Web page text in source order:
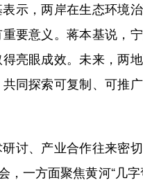
示，两岸在生态环境
要意义。蒋本基说，
亮眼成效。未来，两
同探索可复制、可推
、产业合作往来密
一方面聚焦黄河“几